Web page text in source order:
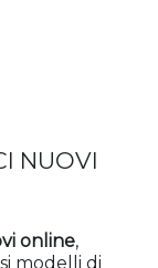
NUOVI
online,
modelli di